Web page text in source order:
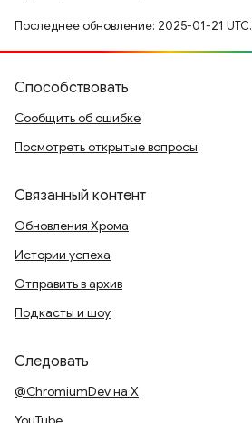
Последнее обновление: 2025-01-21 UTC.
Способствовать
Сообщить об ошибке
Посмотреть открытые вопросы
Связанный контент
Обновления Хрома
Истории успеха
Отправить в архив
Подкасты и шоу
Следовать
@ChromiumDev на X